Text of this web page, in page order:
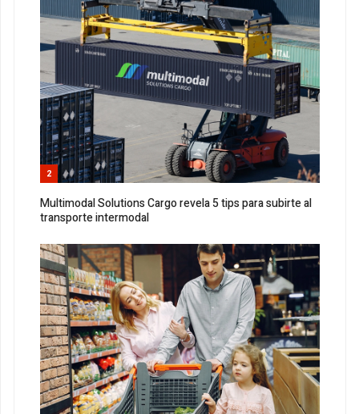
2
Multimodal Solutions Cargo revela 5 tips para subirte al
transporte intermodal